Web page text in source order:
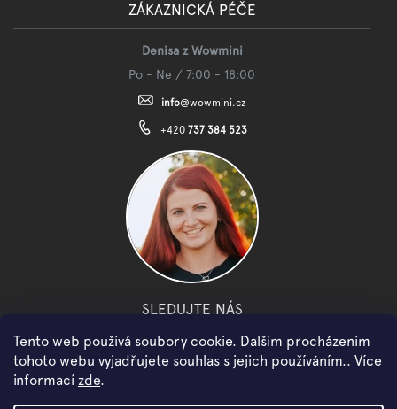
Tento web používá soubory cookie. Dalším procházením
tohoto webu vyjadřujete souhlas s jejich používáním.. Více
informací zde.
ZÁKAZNICKÁ PÉČE
Denisa z Wowmini
Po - Ne / 7:00 - 18:00
info@wowmini.cz
+420 737 384 523
SLEDUJTE NÁS
facebook instagram youtube